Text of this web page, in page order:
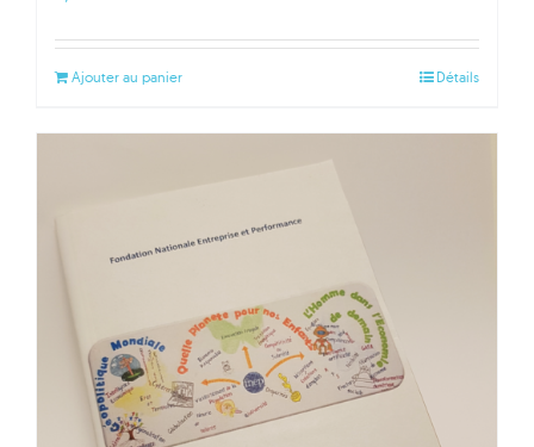
Ajouter au panier Détails